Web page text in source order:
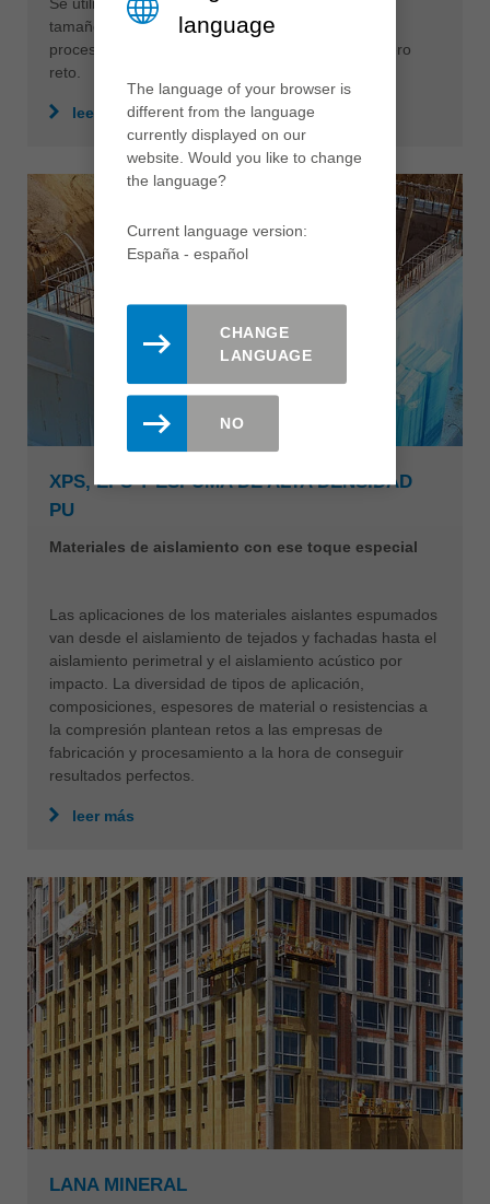
Se utilizan paneles de las más variadas formas,
tamaños y texturas, lo que puede convertir el
procesamiento de estos materiales en un verdadero
reto.
leer más
XPS, EPS Y ESPUMA DE ALTA DENSIDAD
PU
Materiales de aislamiento con ese toque especial
Las aplicaciones de los materiales aislantes espumados
van desde el aislamiento de tejados y fachadas hasta el
aislamiento perimetral y el aislamiento acústico por
impacto. La diversidad de tipos de aplicación,
composiciones, espesores de material o resistencias a
la compresión plantean retos a las empresas de
fabricación y procesamiento a la hora de conseguir
resultados perfectos.
leer más
LANA MINERAL
language
The language of your browser is
different from the language
currently displayed on our
website. Would you like to change
the language?
Current language version:
España - español
CHANGE
LANGUAGE
NO